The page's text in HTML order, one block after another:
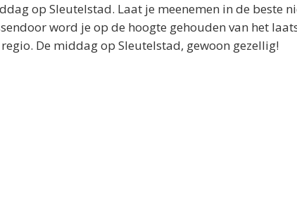
op Sleutelstad. Laat je meenemen in de beste
word je op de hoogte gehouden van het
De middag op Sleutelstad, gewoon gezellig!